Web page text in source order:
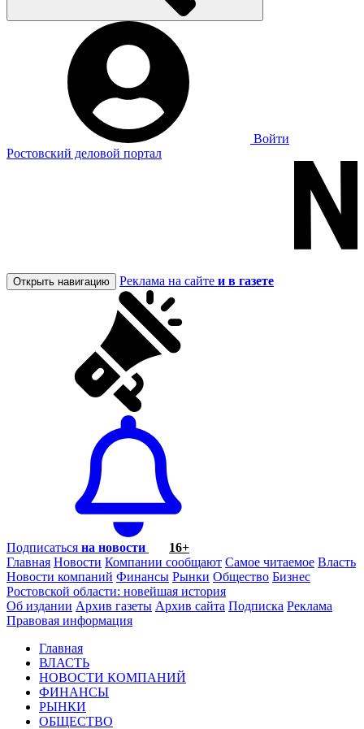
Войти
Ростовский деловой портал
Открыть навигацию Реклама на сайте и в газете
Подписаться на новости
16+
Главная Новости Компании сообщают Самое читаемое Власть
Новости компаний Финансы Рынки Общество Бизнес
Ростовской области: новейшая история
Об издании Архив газеты Архив сайта Подписка Реклама
Правовая информация
Главная
ВЛАСТЬ
НОВОСТИ КОМПАНИЙ
ФИНАНСЫ
РЫНКИ
ОБЩЕСТВО